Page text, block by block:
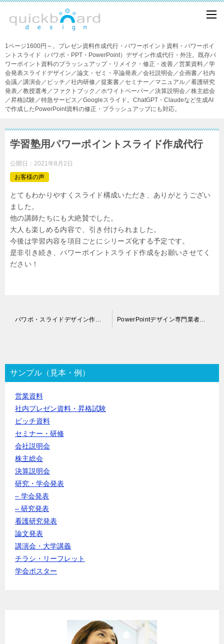
1ページ1600円～。プレゼン資料作成代行・パワーポイント資料・パワーポイ
ントスライド（パワポ・PPT・PowerPoint）デザイン作成代行・外注。既存パ
ワーポイント資料のブラッシュアップ・リメイク・修正・改善／営業資料／学
会発表スライドデザイン／論文・ゼミ・卒論発表／会社説明会／企画書／社内
会議／講演会／ピッチ／社内研修／提案書／セミナー／マニュアル／看護研究
発表／教授選考／ファクトブック／ホワイトペーパー／決算説明会／株主総会
／昇格試験／特急サービス／Googleスライド。ChatGPT・Claudeなど生成AI
で作成したPowerPoint資料の修正・ブラッシュアップにも対応。
学習塾用パワーポイントスライド作成代行
公開日： 2021年8月2日
お客様の声
とてもわかりやすくスライド構成いただき、ありがとうござい
ました。
他の講師たちにも大絶賛でした。
大人も楽しめる内容で、引き付けられました。
今後は学習内容を項目ごとにシリーズ化する予定です。
是非引き続き、パワーポイントスライド作成をお願いさせてく
ださい！
ゲ
ー
シ
サンプル（見本・例）
営業資料
社内プレゼン資料・昇格試験
ピッチ資料
セミナー・研修
会社説明会
株主総会
決算説明会
研究・学会発表
– 学会発表
– 研究発表
看護研究発表
論文発表
講演会・大学講義
チラシ・リーフレット
学会ポスター